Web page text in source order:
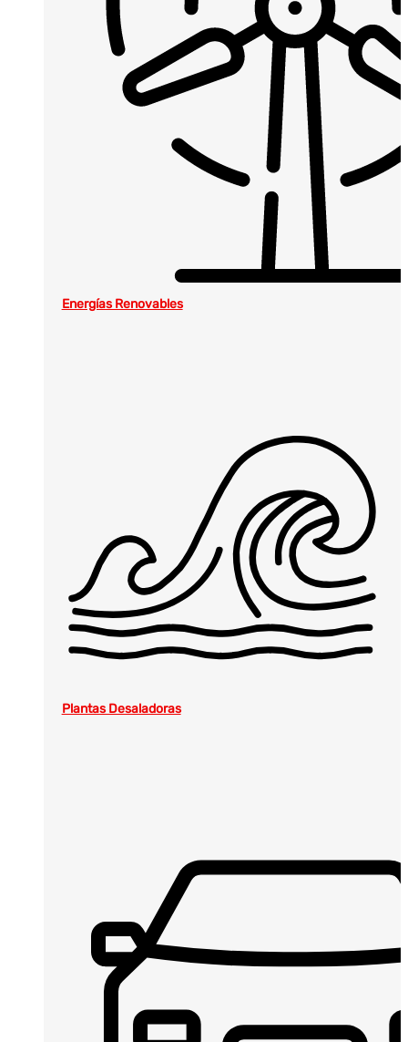
Energías Renovables
Plantas Desaladoras